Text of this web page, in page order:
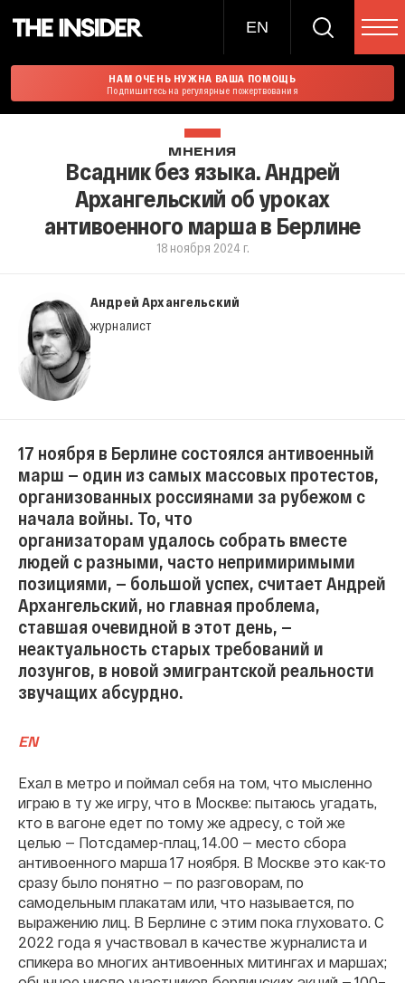
EN
НАМ ОЧЕНЬ НУЖНА ВАША ПОМОЩЬ
Подпишитесь на регулярные пожертвования
МНЕНИЯ
Всадник без языка. Андрей
Архангельский об уроках
антивоенного марша в Берлине
18 ноября 2024 г.
Андрей Архангельский
журналист
17 ноября в Берлине состоялся антивоенный
марш — один из самых массовых протестов,
организованных россиянами за рубежом с
начала войны. То, что
организаторам удалось собрать вместе
людей с разными, часто непримиримыми
позициями, — большой успех, считает Андрей
Архангельский, но главная проблема,
ставшая очевидной в этот день, —
неактуальность старых требований и
лозунгов, в новой эмигрантской реальности
звучащих абсурдно.
EN
Ехал в метро и поймал себя на том, что мысленно
играю в ту же игру, что в Москве: пытаюсь угадать,
кто в вагоне едет по тому же адресу, с той же
целью — Потсдамер-плац, 14.00 — место сбора
антивоенного марша 17 ноября. В Москве это как-то
сразу было понятно — по разговорам, по
самодельным плакатам или, что называется, по
выражению лиц. В Берлине с этим пока глуховато. С
2022 года я участвовал в качестве журналиста и
спикера во многих антивоенных митингах и маршах;